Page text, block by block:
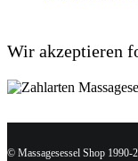
Wir akzeptieren
© Massagesessel Shop 1990-